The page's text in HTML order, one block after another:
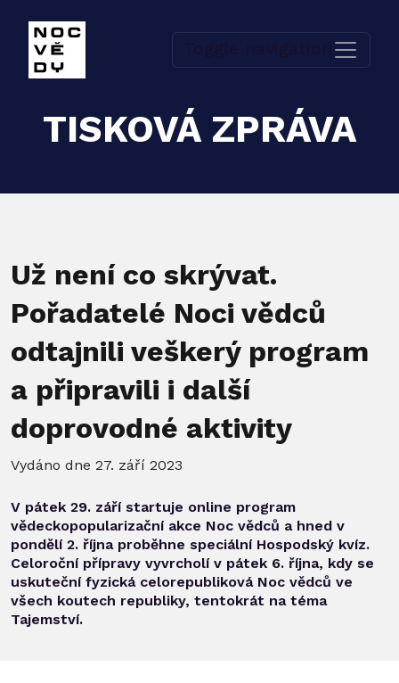
TISKOVÁ ZPRÁVA
Už není co skrývat.
Pořadatelé Noci vědců
odtajnili veškerý program
a připravili i další
doprovodné aktivity
Vydáno dne 27. září 2023
V pátek 29. září startuje online program
vědeckopopularizační akce Noc vědců a hned v
pondělí 2. října proběhne speciální Hospodský kvíz.
Celoroční přípravy vyvrcholí v pátek 6. října, kdy se
uskuteční fyzická celorepubliková Noc vědců ve
všech koutech republiky, tentokrát na téma
Tajemství.